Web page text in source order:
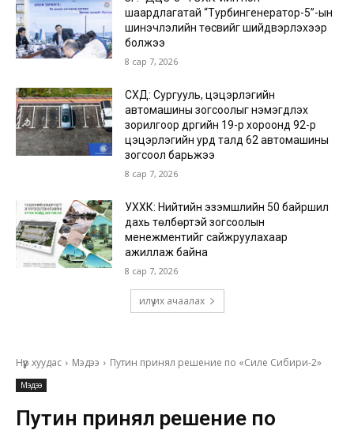
шаардлагатай “Турбингенератор-5”-ын
шинэчлэлийн төсвийг шийдвэрлэхээр
болжээ
8 сар 7, 2026
СХД: Сургууль, цэцэрлэгийн
автомашины зогсоолыг нэмэгдүүлэх
зорилгоор дүүргийн 19-р хороонд 92-р
цэцэрлэгийн урд талд 62 автомашины
зогсоол барьжээ
8 сар 7, 2026
УХХК: Нийтийн эзэмшлийн 50 байршил
дахь төлбөртэй зогсоолын
менежментийг сайжруулахаар
ажиллаж байна
8 сар 7, 2026
илүү их ачаалах